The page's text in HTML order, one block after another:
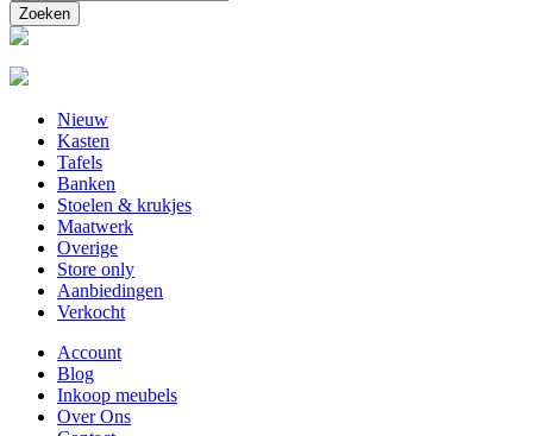
Nieuw
Kasten
Tafels
Banken
Stoelen & krukjes
Maatwerk
Overige
Store only
Aanbiedingen
Verkocht
Account
Blog
Inkoop meubels
Over Ons